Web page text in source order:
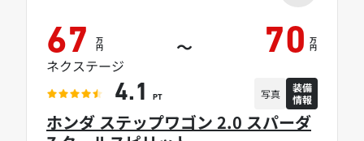
ホンダ ステップワゴン 2.0 スパーダ
67 万
円 ～ 70 万
円
ネクステージ
4.1 PT 写真
装備
情報